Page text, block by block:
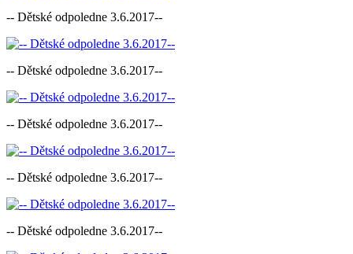
-- Dětské odpoledne 3.6.2017--
-- Dětské odpoledne 3.6.2017--
-- Dětské odpoledne 3.6.2017--
-- Dětské odpoledne 3.6.2017--
-- Dětské odpoledne 3.6.2017--